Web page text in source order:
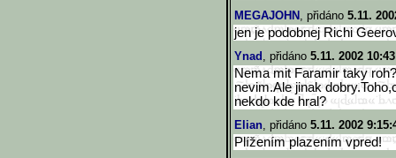
MEGAJOHN , přidáno 5.11.
jen je podobnej Richi
Ynad , přidáno 5.11. 2002
Nema mit Faramir taky
nevim.Ale jinak
nekdo kde hral?
Elian, přidáno 5.11. 2002
Plížením plazením vpred!